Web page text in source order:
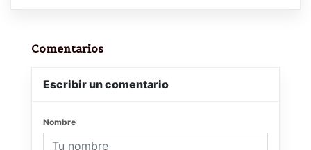
Comentarios
Escribir un comentario
Nombre